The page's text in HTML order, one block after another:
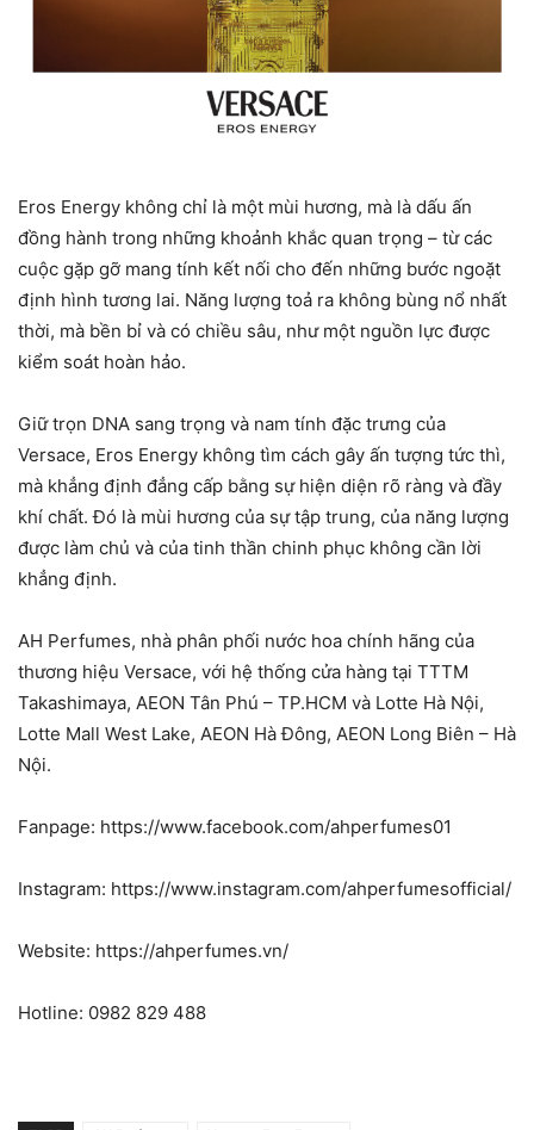
Eros Energy không chỉ là một mùi hương, mà là dấu ấn
đồng hành trong những khoảnh khắc quan trọng – từ các
cuộc gặp gỡ mang tính kết nối cho đến những bước ngoặt
định hình tương lai. Năng lượng toả ra không bùng nổ nhất
thời, mà bền bỉ và có chiều sâu, như một nguồn lực được
kiểm soát hoàn hảo.
Giữ trọn DNA sang trọng và nam tính đặc trưng của
Versace, Eros Energy không tìm cách gây ấn tượng tức thì,
mà khẳng định đẳng cấp bằng sự hiện diện rõ ràng và đầy
khí chất. Đó là mùi hương của sự tập trung, của năng lượng
được làm chủ và của tinh thần chinh phục không cần lời
khẳng định.
AH Perfumes, nhà phân phối nước hoa chính hãng của
thương hiệu Versace, với hệ thống cửa hàng tại TTTM
Takashimaya, AEON Tân Phú – TP.HCM và Lotte Hà Nội,
Lotte Mall West Lake, AEON Hà Đông, AEON Long Biên – Hà
Nội.
Fanpage: https://www.facebook.com/ahperfumes01
Instagram: https://www.instagram.com/ahperfumesofficial/
Website: https://ahperfumes.vn/
Hotline: 0982 829 488